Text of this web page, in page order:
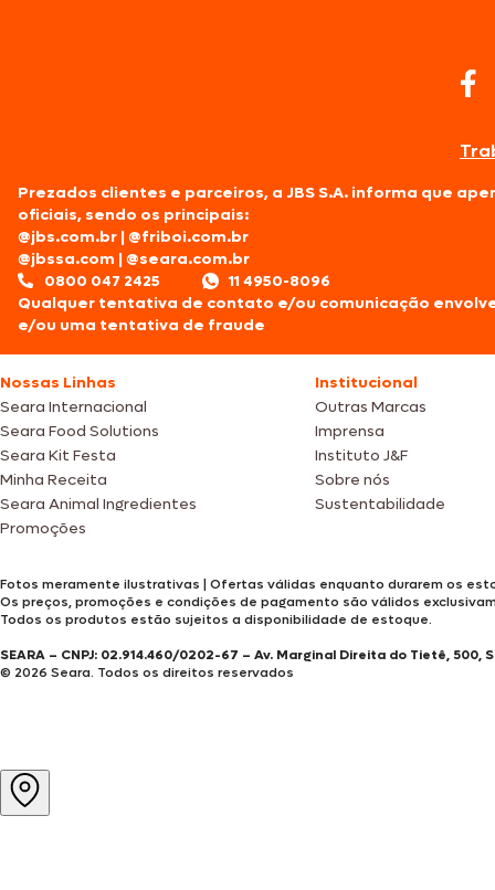
Prezados clientes e parceiros, a JBS S.A. informa que
oficiais, sendo os principais:
@jbs.com.br |@friboi.com.br
@jbssa.com |@seara.com.br
0800 047 2425
11 4950-8096
Qualquer tentativa de contato e/ou comunicação
e/ou uma tentativa de fraude
Nossas Linhas
Seara Internacional
Seara Food Solutions
Seara Kit Festa
Minha Receita
Seara Animal Ingredientes
Promoções
Institucional
Outras Marcas
Imprensa
Instituto J&F
Sobre nós
Sustentabilidade
Fotos meramente ilustrativas | Ofertas válidas enquanto durarem os
Os preços, promoções e condições de pagamento são válidos
Todos os produtos estão sujeitos a disponibilidade de estoque.
SEARA – CNPJ: 02.914.460/0202-67 – Av. Marginal Direita do Tietê, 500,
© 2026 Seara. Todos os direitos reservados